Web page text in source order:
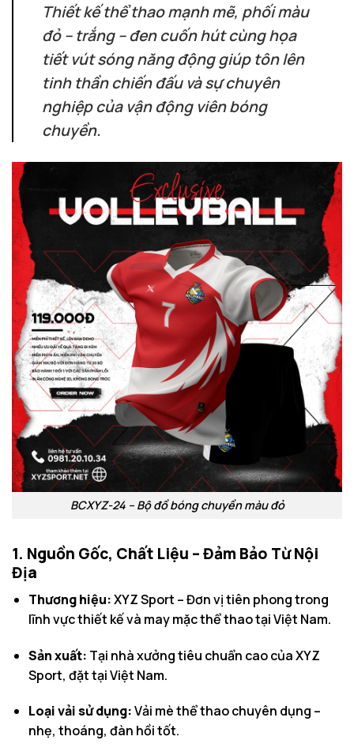
Thiết kế thể thao mạnh mẽ, phối màu
đỏ – trắng – đen cuốn hút cùng họa
tiết vút sóng năng động giúp tôn lên
tinh thần chiến đấu và sự chuyên
nghiệp của vận động viên bóng
chuyền.
BCXYZ-24 – Bộ đồ bóng chuyền màu đỏ
1. Nguồn Gốc, Chất Liệu – Đảm Bảo Từ Nội
Địa
Thương hiệu:XYZ Sport – Đơn vị tiên phong trong
lĩnh vực thiết kế và may mặc thể thao tại Việt Nam.
Sản xuất: Tại nhà xưởng tiêu chuẩn cao của XYZ
Sport, đặt tại Việt Nam.
Loại vải sử dụng:Vải mè thể thao chuyên dụng –
nhẹ, thoáng, đàn hồi tốt.